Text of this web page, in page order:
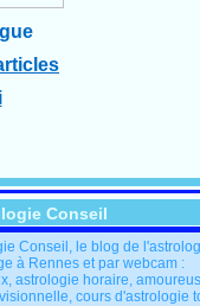
Conseil
Conseil, le blog de
à Rennes et par webcam :
astrologie horaire,
cours d'astrologie